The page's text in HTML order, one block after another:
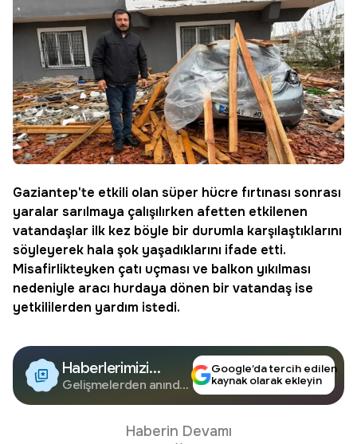
Gaziantep'te etkili olan süper hücre fırtınası sonrası
yaralar sarılmaya çalışılırken afetten etkilenen
vatandaşlar ilk kez böyle bir durumla karşılaştıklarını
söyleyerek hala şok yaşadıklarını ifade etti.
Misafirlikteyken çatı uçması ve balkon yıkılması
nedeniyle aracı hurdaya dönen bir vatandaş ise
yetkililerden yardım istedi.
Haberlerimizi
Google'da Takip
Edin
Gelişmelerden anında
Google’da tercih edilen
kaynak olarak ekleyin
Haberin Devamı